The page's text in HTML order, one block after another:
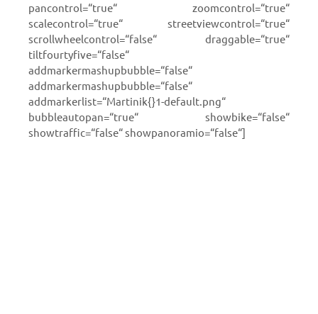
pancontrol=“true“ zoomcontrol=“true“
scalecontrol=“true“ streetviewcontrol=“true“
scrollwheelcontrol=“false“ draggable=“true“
tiltfourtyfive=“false“
addmarkermashupbubble=“false“
addmarkermashupbubble=“false“
addmarkerlist=“Martinik{}1-default.png“
bubbleautopan=“true“ showbike=“false“
showtraffic=“false“ showpanoramio=“false“]